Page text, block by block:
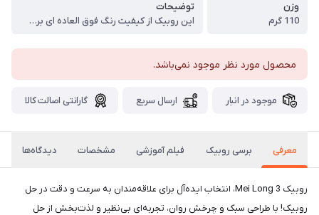
وزن
110 گرم
توضیحات
این روبیک از کیفیت رنگ فوق العاده ای برخوردار است و بسیار نرم و خوش دست هست
محصول مورد نظر موجود نمی‌باشد.
موجود در انبار ارسال سریع گارانتی اصالت کالا
معرفی برسی روبیک فیلم آموزشی مشخصات دیدگاه‌ها
روبیک Mei Long 3، انتخاب ایده‌آل برای علاقه‌مندان به سرعت و دقت در حل
روبیک! با طراحی سبک و چرخش روان، تجربه‌ای بی‌نظیر و لذت‌بخش از حل